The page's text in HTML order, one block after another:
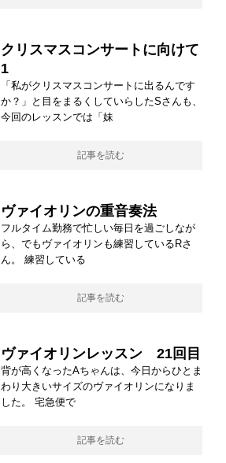
クリスマスコンサートに向けて
1
「私がクリスマスコンサートに出るんです
か？」と目をまるくしていらしたSさんも、
今回のレッスンでは「妹
記事を読む
ヴァイオリンの重音奏法
フルタイム勤務で忙しい毎日を過ごしなが
ら、でもヴァイオリンも練習しているRさ
ん。 練習している
記事を読む
ヴァイオリンレッスン 21回目
背が高くなったAちゃんは、今日からひとま
わり大きいサイズのヴァイオリンになりま
した。 宅急便で
記事を読む